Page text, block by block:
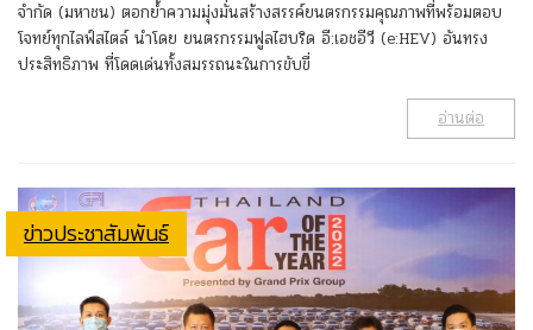
จำกัด (มหาชน) ตอกย้ำความมุ่งมั่นสร้างสรรค์ยนตรกรรมคุณภาพที่พร้อมตอบ
โจทย์ทุกไลฟ์สไตล์ นำโดย ยนตรกรรมฟูลไฮบริด อี:เอชอีวี (e:HEV) อันทรง
ประสิทธิภาพ ที่โดดเด่นทั้งสมรรถนะในการขับขี่
อ่านต่อ
ข่าวประชาสัมพันธ์